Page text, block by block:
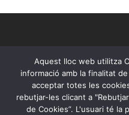
T.
Aquest lloc web utilitza
informació amb la finalitat
acceptar totes les
rebutjar-les clicant a
de Cookies”. L'usuari té la